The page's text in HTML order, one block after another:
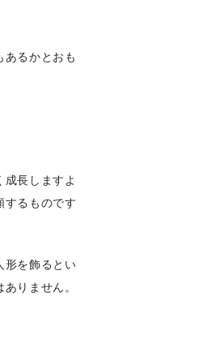
るかとおも
長しますよ
するものです
形を飾るとい
りません。